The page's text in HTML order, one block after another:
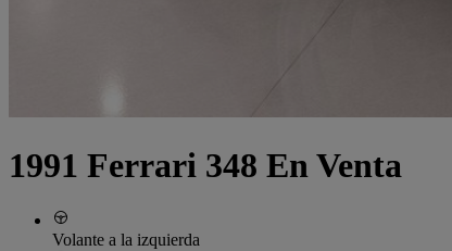
1991 Ferrari 348 En Venta
Volante a la izquierda